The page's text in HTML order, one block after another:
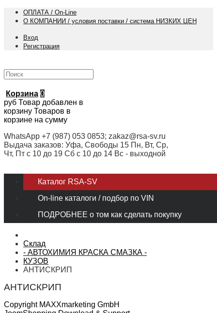
ОПЛАТА / On-Line
О КОМПАНИИ / условия поставки / система НИЗКИХ ЦЕН
Вход
Регистрация
Корзина 0
руб Товар добавлен в
корзину Товаров в
корзине на сумму
WhatsApp +7 (987) 053 0853; zakaz@rsa-sv.ru
Выдача заказов: Уфа, Свободы 15 Пн, Вт, Ср,
Чт, Пт с 10 до 19 Сб с 10 до 14 Вс - выходной
Каталог RSA-SV
On-line каталоги / подбор по VIN
ПОДРОБНЕЕ о том как сделать покупку
Склад
- АВТОХИМИЯ КРАСКА СМАЗКА -
КУЗОВ
АНТИСКРИП
АНТИСКРИП
Copyright MAXXmarketing GmbH